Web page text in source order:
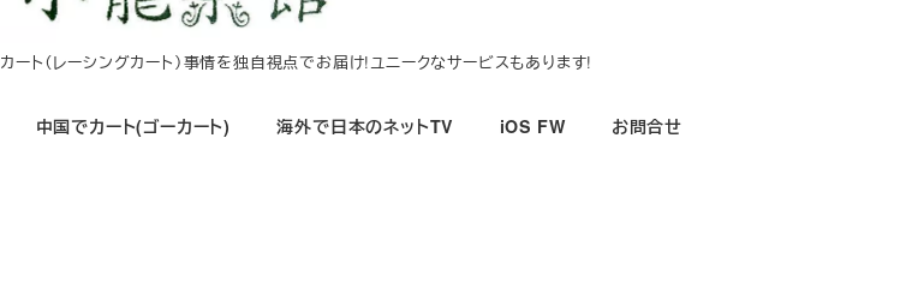
ト（レーシングカート）事情を独自視点でお届け!ユニークなサービスもあります!
中国でカート(ゴーカート) 海外で日本のネットTV iOS FW お問合せ